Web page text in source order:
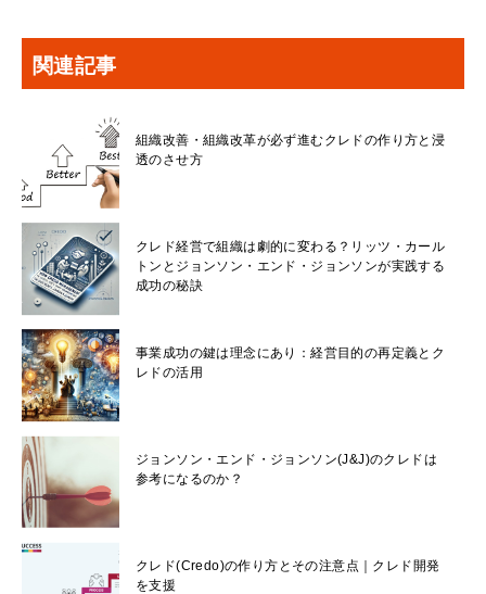
関連記事
組織改善・組織改革が必ず進むクレドの作り方と浸
透のさせ方
クレド経営で組織は劇的に変わる？リッツ・カール
トンとジョンソン・エンド・ジョンソンが実践する
成功の秘訣
事業成功の鍵は理念にあり：経営目的の再定義とク
レドの活用
ジョンソン・エンド・ジョンソン(J&J)のクレドは
参考になるのか？
クレド(Credo)の作り方とその注意点｜クレド開発
を支援